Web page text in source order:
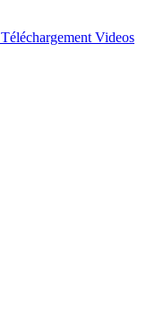
Téléchargement Videos